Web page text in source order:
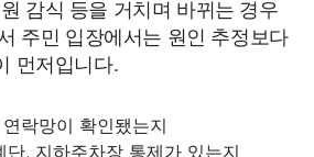
감식 등을 거치며 바뀌는 경우
주민 입장에서는 원인 추정보다
먼저입니다.
락망이 확인됐는지
단, 지하주차장 통제가 있는지